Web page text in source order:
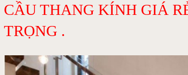
CẦU THANG KÍNH GIÁ
TRỌNG .